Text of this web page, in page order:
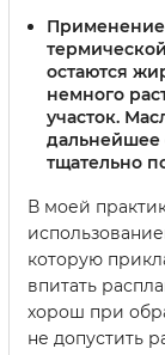
Применение
остаются
немного
участок.
дальнейшее
тщательно
В моей
которую
впитать
хорош при
не допустить